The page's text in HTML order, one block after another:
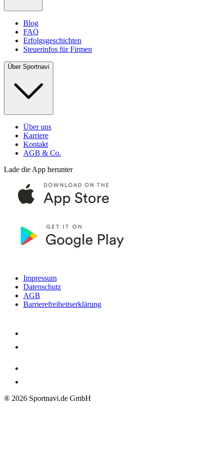
Blog
FAQ
Erfolgsgeschichten
Steuerinfos für Firmen
Über Sportnavi
Über uns
Karriere
Kontakt
AGB & Co.
Lade die App herunter
Impressum
Datenschutz
AGB
Barrierefreiheitserklärung
® 2026 Sportnavi.de GmbH